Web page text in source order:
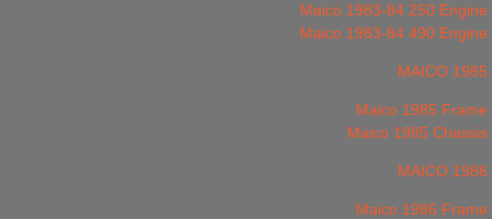
Maico 1983-84 250 Engine
Maico 1983-84 490 Engine
MAICO 1985
Maico 1985 Frame
Maico 1985 Chassis
MAICO 1986
Maico 1986 Frame